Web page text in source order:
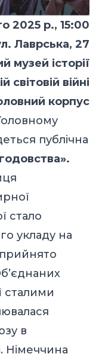
2025 р., 15:00
Лаврська, 27
музей історії
світовій війні
корпус
публічна
стало
укладу на
прийнято
сталими
в
Німеччина